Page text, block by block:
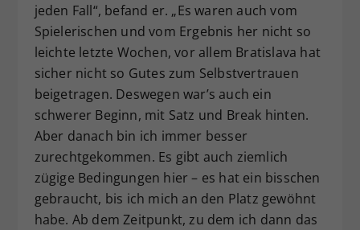
jeden Fall“, befand er. „Es waren auch vom
Spielerischen und vom Ergebnis her nicht so
leichte letzte Wochen, vor allem Bratislava hat
sicher nicht so Gutes zum Selbstvertrauen
beigetragen. Deswegen war’s auch ein
schwerer Beginn, mit Satz und Break hinten.
Aber danach bin ich immer besser
zurechtgekommen. Es gibt auch ziemlich
zügige Bedingungen hier – es hat ein bisschen
gebraucht, bis ich mich an den Platz gewöhnt
habe. Ab dem Zeitpunkt, zu dem ich dann das